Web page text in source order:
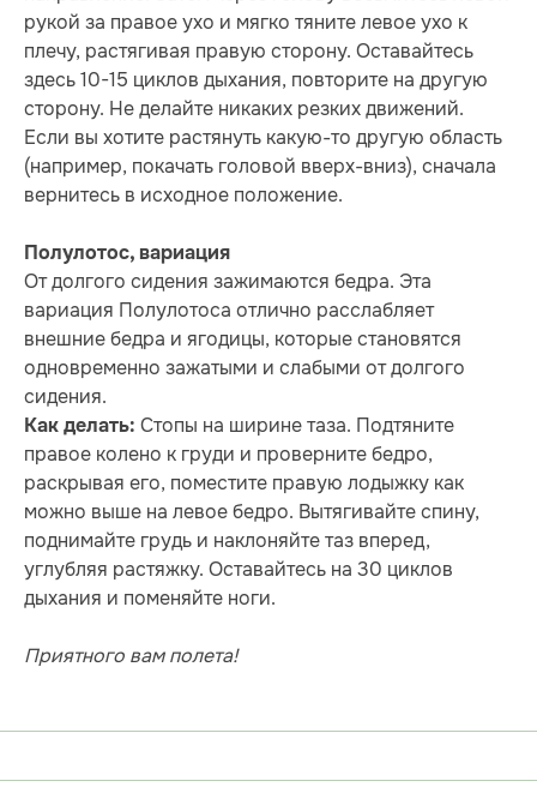
рукой за правое ухо и мягко тяните левое ухо к
плечу, растягивая правую сторону. Оставайтесь
здесь 10-15 циклов дыхания, повторите на другую
сторону. Не делайте никаких резких движений.
Если вы хотите растянуть какую-то другую область
(например, покачать головой вверх-вниз), сначала
вернитесь в исходное положение.
Полулотос, вариация
От долгого сидения зажимаются бедра. Эта
вариация Полулотоса отлично расслабляет
внешние бедра и ягодицы, которые становятся
одновременно зажатыми и слабыми от долгого
сидения.
Как делать: Стопы на ширине таза. Подтяните
правое колено к груди и проверните бедро,
раскрывая его, поместите правую лодыжку как
можно выше на левое бедро. Вытягивайте спину,
поднимайте грудь и наклоняйте таз вперед,
углубляя растяжку. Оставайтесь на 30 циклов
дыхания и поменяйте ноги.
Приятного вам полета!